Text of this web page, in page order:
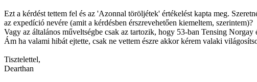
Ezt a kérdést tettem fel és az 'Azonnal töröljétek' értékelést kapta meg.
az expedíció nevére (amit a kérdésben érszrevehetően kiemeltem, szerintem)?
Vagy az általános műveltségbe csak az tartozik, hogy 53-ban Tensing
Ám ha valami hibát ejtette, csak ne vettem észre akkor kérem valaki
Tisztelettel,
Dearthan